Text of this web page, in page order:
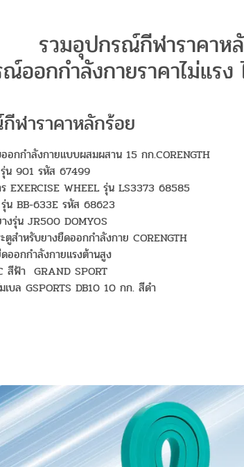
รวมอุปกรณ์กีฬาราคาห
ออกกำลังกายราคาไม่แรง
ฬาราคาหลักร้อย
อกกำลังกายแบบผสมผสาน 15 กก.CORENGTH
น 901 รหัส 67499
EXERCISE WHEEL รุ่น LS3373 68585
น BB-633E รหัส 68623
างรุ่น JR500 DOMYOS
สำหรับยางยืดออกกำลังกาย CORENGTH
ออกกำลังกายแรงต้านสูง
สีฟ้า GRAND SPORT
เบล GSPORTS DB10 10 กก. สีดำ